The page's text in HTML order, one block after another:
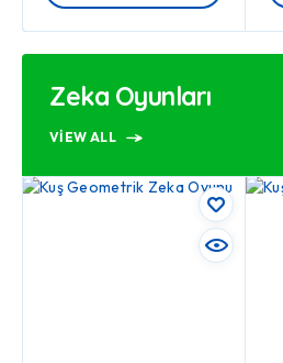
Zeka Oyunları
VIEW ALL